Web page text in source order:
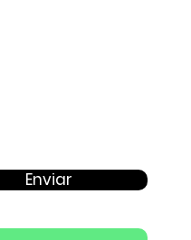
Enviar